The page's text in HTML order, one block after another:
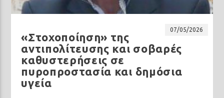
Prisma Radio 90,2
07/05/2026
«Στοχοποίηση» της
αντιπολίτευσης και σοβαρές
καθυστερήσεις σε
πυροπροστασία και δημόσια
υγεία